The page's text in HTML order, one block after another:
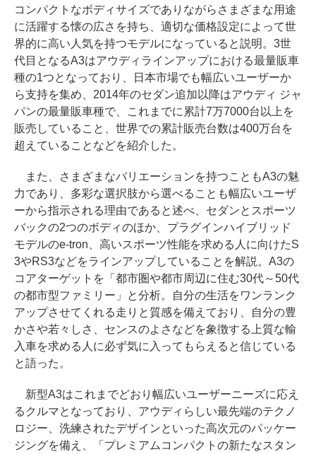
コンパクトなボディサイズでありながらさまざまな用途
に活躍する懐の広さを持ち、適切な価格設定によって世
界的に高い人気を持つモデルになっていると説明。3世
代目となるA3はアウディラインアップにおける最量販車
種の1つとなっており、日本市場でも幅広いユーザーか
ら支持を集め、2014年のセダン追加以降はアウディ ジャ
パンの最量販車種で、これまでに累計7万7000台以上を
販売していること、世界での累計販売台数は400万台を
超えていることなどを紹介した。
また、さまざまなバリエーションを持つこともA3の魅
力であり、多彩な選択肢から選べることも幅広いユーザ
ーから指示される理由であると述べ、セダンとスポーツ
バックの2つのボディのほか、プラグインハイブリッド
モデルのe-tron、高いスポーツ性能を求める人に向けたS
3やRS3などをラインアップしていることを解説。A3の
コアターゲットを「都市圏や都市周辺に住む30代～50代
の都市型ファミリー」と分析。自分の生活をワンランク
アップさせてくれる走りと質感を備えており、自分の豊
かさや若々しさ、センスのよさなどを象徴する上質な輸
入車を求める人に必ず気に入ってもらえると信じている
と語った。
新型A3はこれまでどおり幅広いユーザーニーズに応え
るクルマとなっており、アウディらしい最先端のテクノ
ロジー、洗練されたデザインといった高次元のパッケー
ジングを備え、「プレミアムコンパクトの新たなスタン